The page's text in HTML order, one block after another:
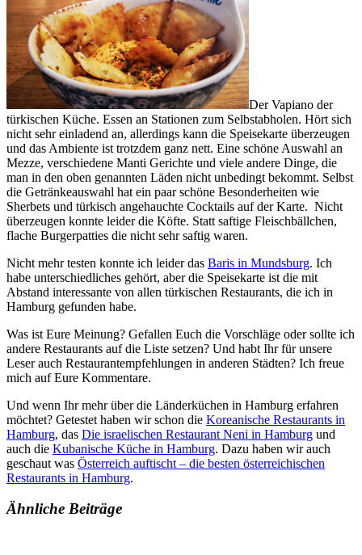
Der Vapiano der
türkischen Küche. Essen an Stationen zum Selbstabholen. Hört sich
nicht sehr einladend an, allerdings kann die Speisekarte überzeugen
und das Ambiente ist trotzdem ganz nett. Eine schöne Auswahl an
Mezze, verschiedene Manti Gerichte und viele andere Dinge, die
man in den oben genannten Läden nicht unbedingt bekommt. Selbst
die Getränkeauswahl hat ein paar schöne Besonderheiten wie
Sherbets und türkisch angehauchte Cocktails auf der Karte. Nicht
überzeugen konnte leider die Köfte. Statt saftige Fleischbällchen,
flache Burgerpatties die nicht sehr saftig waren.
Nicht mehr testen konnte ich leider das Baris in Mundsburg. Ich
habe unterschiedliches gehört, aber die Speisekarte ist die mit
Abstand interessante von allen türkischen Restaurants, die ich in
Hamburg gefunden habe.
Was ist Eure Meinung? Gefallen Euch die Vorschläge oder sollte ich
andere Restaurants auf die Liste setzen? Und habt Ihr für unsere
Leser auch Restaurantempfehlungen in anderen Städten? Ich freue
mich auf Eure Kommentare.
Und wenn Ihr mehr über die Länderküchen in Hamburg erfahren
möchtet? Getestet haben wir schon die Koreanische Restaurants in
Hamburg, das Die israelischen Restaurant Neni in Hamburg und
auch die Kubanische Küche in Hamburg. Dazu haben wir auch
geschaut was Österreich auftischt – die besten österreichischen
Restaurants in Hamburg.
Ähnliche Beiträge